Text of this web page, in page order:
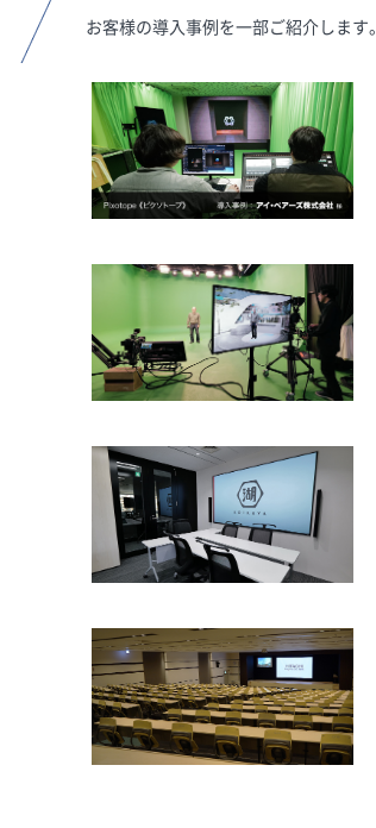
お客様の導入事例を一部ご紹介します。